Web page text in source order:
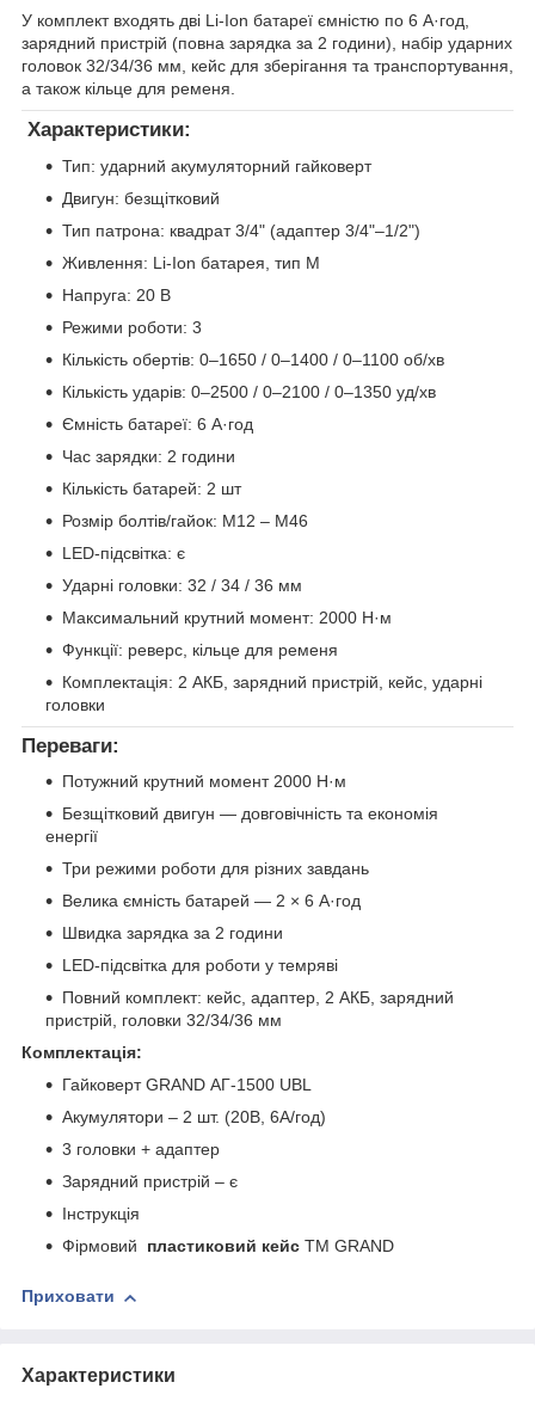
У комплект входять дві Li-Ion батареї ємністю по 6 А·год,
зарядний пристрій (повна зарядка за 2 години), набір ударних
головок 32/34/36 мм, кейс для зберігання та транспортування,
а також кільце для ременя.
Характеристики:
Тип: ударний акумуляторний гайковерт
Двигун: безщітковий
Тип патрона: квадрат 3/4" (адаптер 3/4"–1/2")
Живлення: Li-Ion батарея, тип М
Напруга: 20 В
Режими роботи: 3
Кількість обертів: 0–1650 / 0–1400 / 0–1100 об/хв
Кількість ударів: 0–2500 / 0–2100 / 0–1350 уд/хв
Ємність батареї: 6 А·год
Час зарядки: 2 години
Кількість батарей: 2 шт
Розмір болтів/гайок: М12 – М46
LED-підсвітка: є
Ударні головки: 32 / 34 / 36 мм
Максимальний крутний момент: 2000 Н·м
Функції: реверс, кільце для ременя
Комплектація: 2 АКБ, зарядний пристрій, кейс, ударні
головки
Переваги:
Потужний крутний момент 2000 Н·м
Безщітковий двигун — довговічність та економія
енергії
Три режими роботи для різних завдань
Велика ємність батарей — 2 × 6 А·год
Швидка зарядка за 2 години
LED-підсвітка для роботи у темряві
Повний комплект: кейс, адаптер, 2 АКБ, зарядний
пристрій, головки 32/34/36 мм
Комплектація:
Гайковерт GRAND АГ-1500 UBL
Акумулятори – 2 шт. (20В, 6А/год)
3 головки + адаптер
Зарядний пристрій – є
Інструкція
Фірмовий пластиковий кейс ТМ GRAND
Приховати
Характеристики